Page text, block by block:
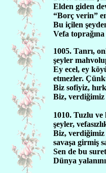
Elden giden
“Borç verin”
Bu içilen
Vefa
1005. Tanrı,
şeyler
Ey ecel, ey
etmezler.
Biz sofiyiz,
Biz, verdiğimiz
1010. Tuzlu ve
şeyler,
Biz, verdiğimiz
savaşa girmiş
Sen de bu
Dünya